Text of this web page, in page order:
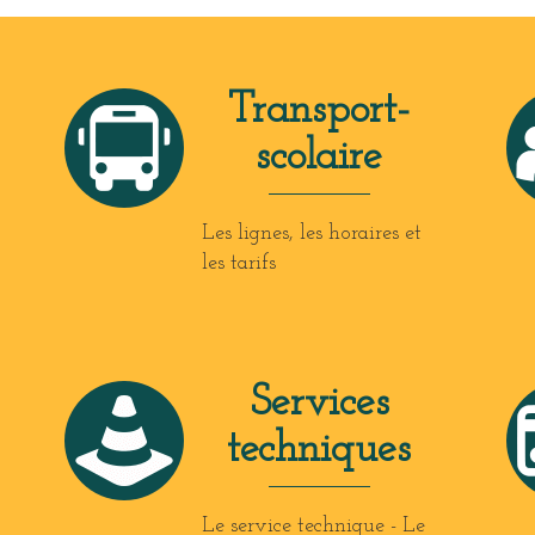
Transport-
scolaire
Les lignes, les horaires et
les tarifs
Services
techniques
Le service technique - Le